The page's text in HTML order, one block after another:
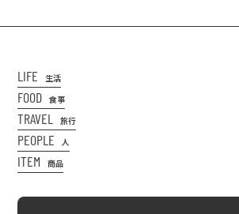
LIFE 生活
FOOD 食事
TRAVEL 旅行
PEOPLE 人
ITEM 商品